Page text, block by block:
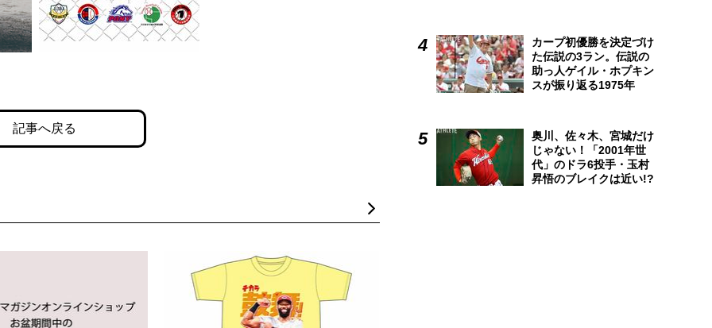
記事へ戻る
カープ初優勝を決定づけ
た伝説の3ラン。伝説の
助っ人ゲイル・ホプキン
スが振り返る1975年
奥川、佐々木、宮城だけ
じゃない！「2001年世
代」のドラ6投手・玉村
昇悟のブレイクは近い!?